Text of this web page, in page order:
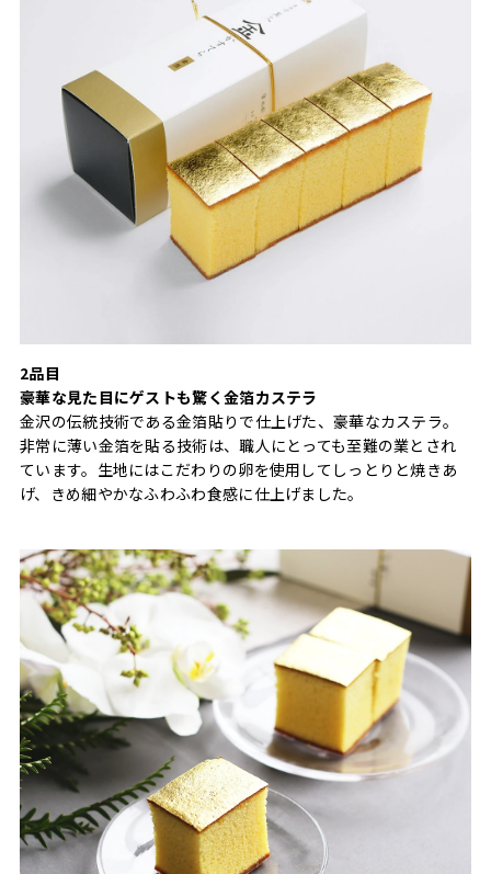
2品目
豪華な見た目にゲストも驚く金箔カステラ
金沢の伝統技術である金箔貼りで仕上げた、豪華なカステラ。
非常に薄い金箔を貼る技術は、職人にとっても至難の業とされ
ています。生地にはこだわりの卵を使用してしっとりと焼きあ
げ、きめ細やかなふわふわ食感に仕上げました。